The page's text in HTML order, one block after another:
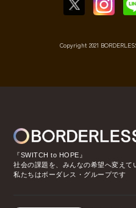
Copyright 2021
『SWITCH to HOPE』
社会の課題を、みんなの希望へ変えて
私たちはボーダレス・グループです